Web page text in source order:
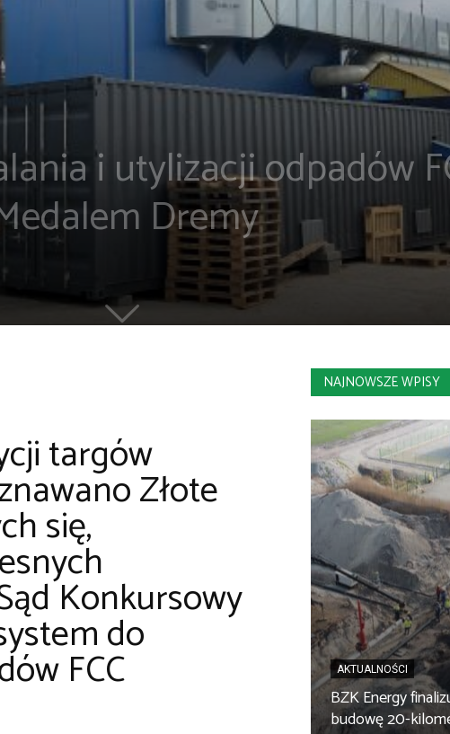
i utylizacji odpadów
Dremy
targów
Złote
się,
Konkursowy
do
FCC
NAJNOWSZE WPISY
AKTUALNOŚCI
BZK Energy
budowę 20-